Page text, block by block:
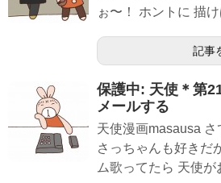
ぉ〜！ ホントに 描
記事
保護中: 天使＊第
メールする
天使漫画masausa
さっちゃんも好きだ
ム歌ってたら 天使が